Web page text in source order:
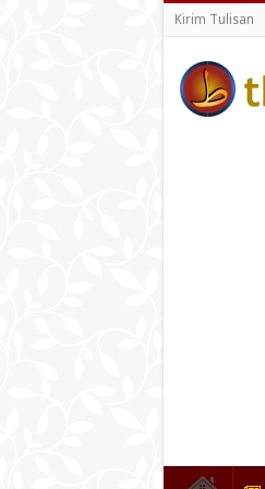
Kirim Tulisan